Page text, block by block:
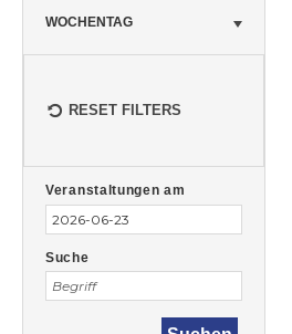
WOCHENTAG
RESET FILTERS
Suche
und
Navigation
SucheVeranstaltungen am
Suche